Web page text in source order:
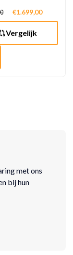
€1.699,00
Vergelijk
met ons
bij hun